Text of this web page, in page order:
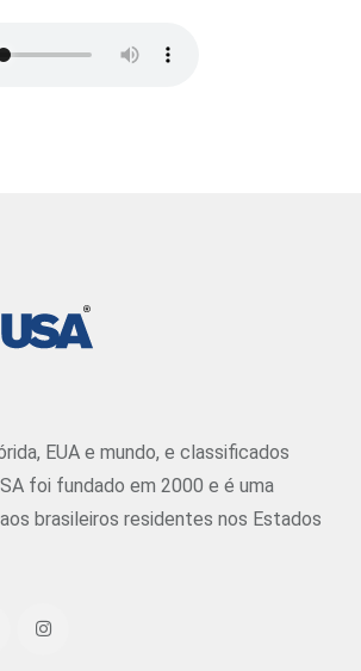
EUA e mundo, e classificados
foi fundado em 2000 e é uma
brasileiros residentes nos Estados